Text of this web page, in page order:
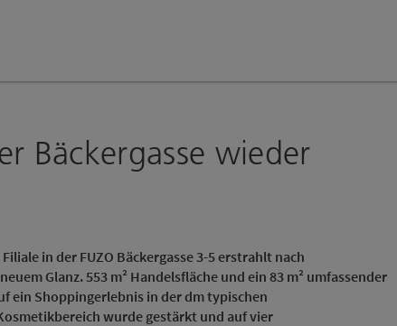
Bäckergasse wieder
in der FUZO Bäckergasse 3-5 erstrahlt nach
Glanz. 553 m² Handelsfläche und ein 83 m² umfassender
ein Shoppingerlebnis in der dmtypischen
wurde gestärkt und auf vier